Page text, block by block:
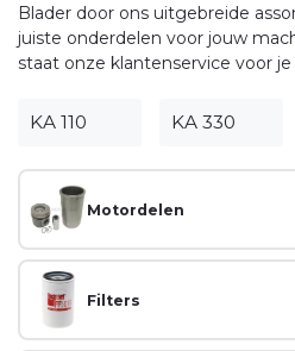
Blader door ons uitgebreide
juiste onderdelen voor jouw
staat onze klantenservice voor je
KA 110 KA 330
Motordelen
Filters